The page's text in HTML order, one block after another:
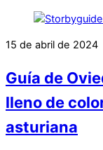
15 de abril de 2024
Guía de
lleno de
asturiana